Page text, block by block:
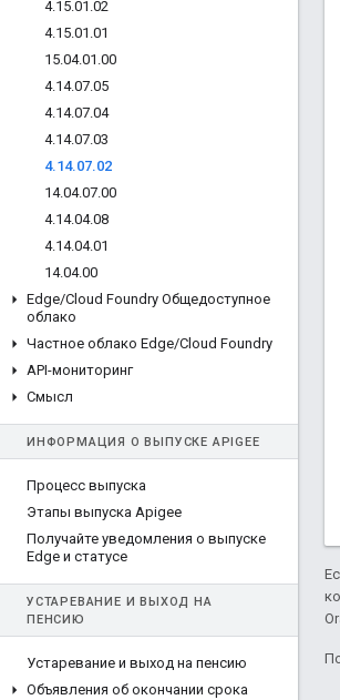
4.15.01 .02
4.15.01 .01
15.04.01 .00
4.14.07.05
4.14.07.04
4.14.07.03
4.14.07.02
14.04.07.00
4.14.04.08
4.14.04.01
14.04.00
Edge/Cloud Foundry Общедоступное
облако
Частное облако Edge/Cloud Foundry
API-мониторинг
Смысл
ИНФОРМАЦИЯ О ВЫПУСКЕ APIGEE
Процесс выпуска
Этапы выпуска Apigee
Получайте уведомления о выпуске
Edge и статусе
УСТАРЕВАНИЕ И ВЫХОД НА
ПЕНСИЮ
Устаревание и выход на пенсию
Объявления об окончании срока